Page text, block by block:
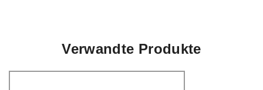
Verwandte Produkte